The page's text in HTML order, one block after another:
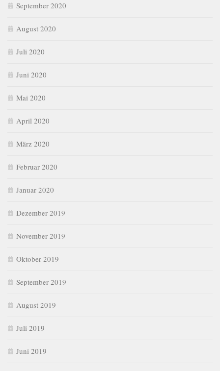
September 2020
August 2020
Juli 2020
Juni 2020
Mai 2020
April 2020
März 2020
Februar 2020
Januar 2020
Dezember 2019
November 2019
Oktober 2019
September 2019
August 2019
Juli 2019
Juni 2019